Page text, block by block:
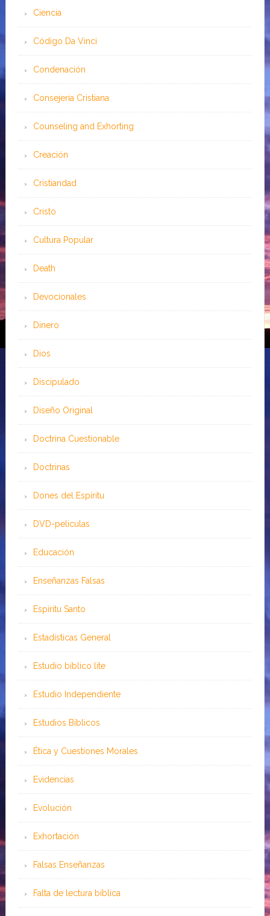
Ciencia
Código Da Vinci
Condenación
Consejería Cristiana
Counseling and Exhorting
Creación
Cristiandad
Cristo
Cultura Popular
Death
Devocionales
Dinero
Dios
Discipulado
Diseño Original
Doctrina Cuestionable
Doctrinas
Dones del Espíritu
DVD-peliculas
Educación
Enseñanzas Falsas
Espíritu Santo
Estadísticas General
Estudio bíblico lite
Estudio Independiente
Estudios Bíblicos
Ética y Cuestiones Morales
Evidencias
Evolución
Exhortación
Falsas Enseñanzas
Falta de lectura bíblica